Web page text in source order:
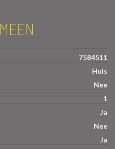
7584511
Huis
Nee
1
Ja
Nee
Ja